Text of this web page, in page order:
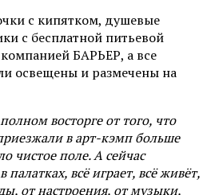
с кипятком, душевые
с бесплатной питьевой
БАРЬЕР, а все
освещены и размечены на
восторге от того, что
в арт-кэмп больше
чистое поле. А сейчас
всё играет, всё живёт,
от настроения, от музыки,